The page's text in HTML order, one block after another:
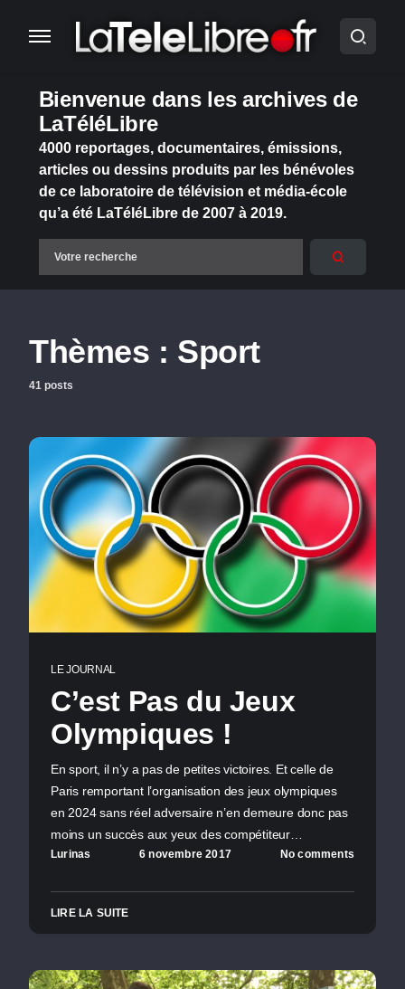
Bienvenue dans les archives de
LaTéléLibre
4000 reportages, documentaires, émissions,
articles ou dessins produits par les bénévoles
de ce laboratoire de télévision et média-école
qu’a été LaTéléLibre de 2007 à 2019.
Thèmes : Sport
41 posts
LE JOURNAL
C’est Pas du Jeux
Olympiques !
En sport, il n’y a pas de petites victoires. Et celle de
Paris remportant l’organisation des jeux olympiques
en 2024 sans réel adversaire n’en demeure donc pas
moins un succès aux yeux des compétiteur…
Lurinas 6 novembre 2017 No comments
LIRE LA SUITE